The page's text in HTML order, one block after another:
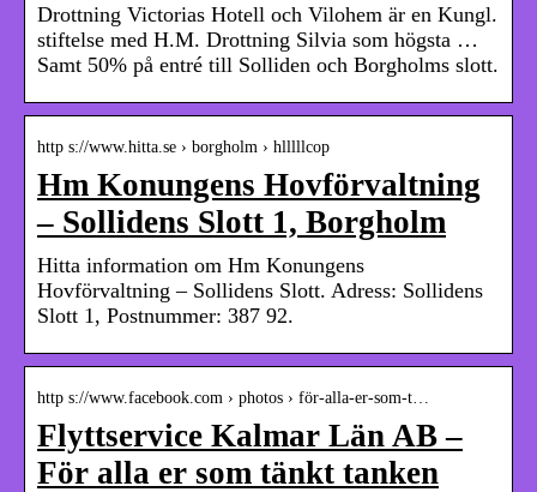
Drottning Victorias Hotell och Vilohem är en Kungl.
stiftelse med H.M. Drottning Silvia som högsta …
Samt 50% på entré till Solliden och Borgholms slott.
http s://www.hitta.se › borgholm › hlllllcop
Hm Konungens Hovförvaltning
– Sollidens Slott 1, Borgholm
Hitta information om Hm Konungens
Hovförvaltning – Sollidens Slott. Adress: Sollidens
Slott 1, Postnummer: 387 92.
http s://www.facebook.com › photos › för-alla-er-som-t…
Flyttservice Kalmar Län AB –
För alla er som tänkt tanken